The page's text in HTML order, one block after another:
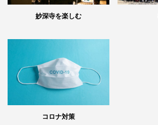
妙深寺を楽しむ
コロナ対策